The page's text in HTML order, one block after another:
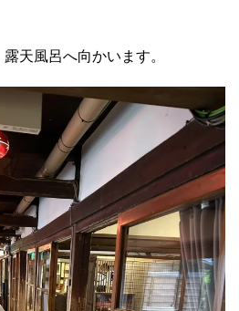
天風呂へ向かいます。